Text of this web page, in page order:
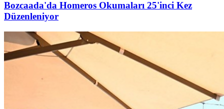
Bozcaada'da Homeros Okumaları 25'inci Kez
Düzenleniyor